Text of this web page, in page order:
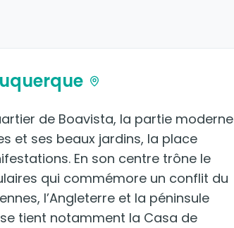
de Boavista, la partie moderne
et ses beaux jardins, la place
En son centre trône le
qui commémore un conflit du
l’Angleterre et la péninsule
tient notamment la Casa de